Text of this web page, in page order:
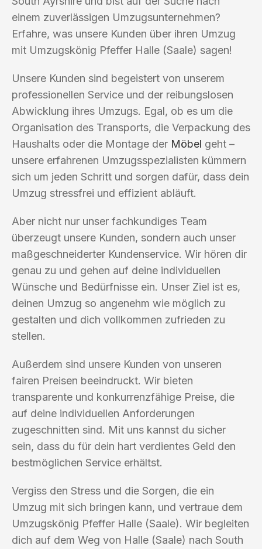
einem zuverlässigen Umzugsunternehmen?
Erfahre, was unsere Kunden über ihren Umzug
mit Umzugskönig Pfeffer Halle (Saale) sagen!
Unsere Kunden sind begeistert von unserem
professionellen Service und der reibungslosen
Abwicklung ihres Umzugs. Egal, ob es um die
Organisation des Transports, die Verpackung des
Haushalts oder die Montage der Möbel geht –
unsere erfahrenen Umzugsspezialisten kümmern
sich um jeden Schritt und sorgen dafür, dass dein
Umzug stressfrei und effizient abläuft.
Aber nicht nur unser fachkundiges Team
überzeugt unsere Kunden, sondern auch unser
maßgeschneiderter Kundenservice. Wir hören dir
genau zu und gehen auf deine individuellen
Wünsche und Bedürfnisse ein. Unser Ziel ist es,
deinen Umzug so angenehm wie möglich zu
gestalten und dich vollkommen zufrieden zu
stellen.
Außerdem sind unsere Kunden von unseren
fairen Preisen beeindruckt. Wir bieten
transparente und konkurrenzfähige Preise, die
auf deine individuellen Anforderungen
zugeschnitten sind. Mit uns kannst du sicher
sein, dass du für dein hart verdientes Geld den
bestmöglichen Service erhältst.
Vergiss den Stress und die Sorgen, die ein
Umzug mit sich bringen kann, und vertraue dem
Umzugskönig Pfeffer Halle (Saale). Wir begleiten
dich auf dem Weg von Halle (Saale) nach South